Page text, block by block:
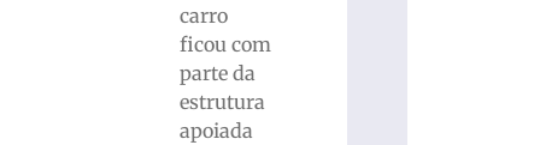
carro
ficou com
parte da
estrutura
apoiada